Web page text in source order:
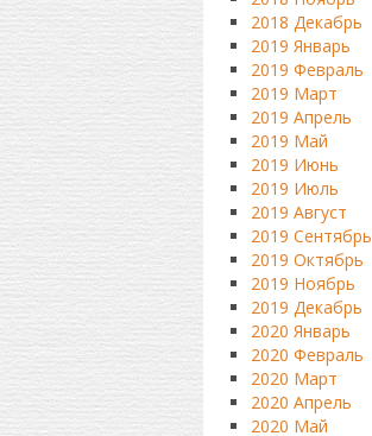
2018 Декабрь
2019 Январь
2019 Февраль
2019 Март
2019 Апрель
2019 Май
2019 Июнь
2019 Июль
2019 Август
2019 Сентябрь
2019 Октябрь
2019 Ноябрь
2019 Декабрь
2020 Январь
2020 Февраль
2020 Март
2020 Апрель
2020 Май